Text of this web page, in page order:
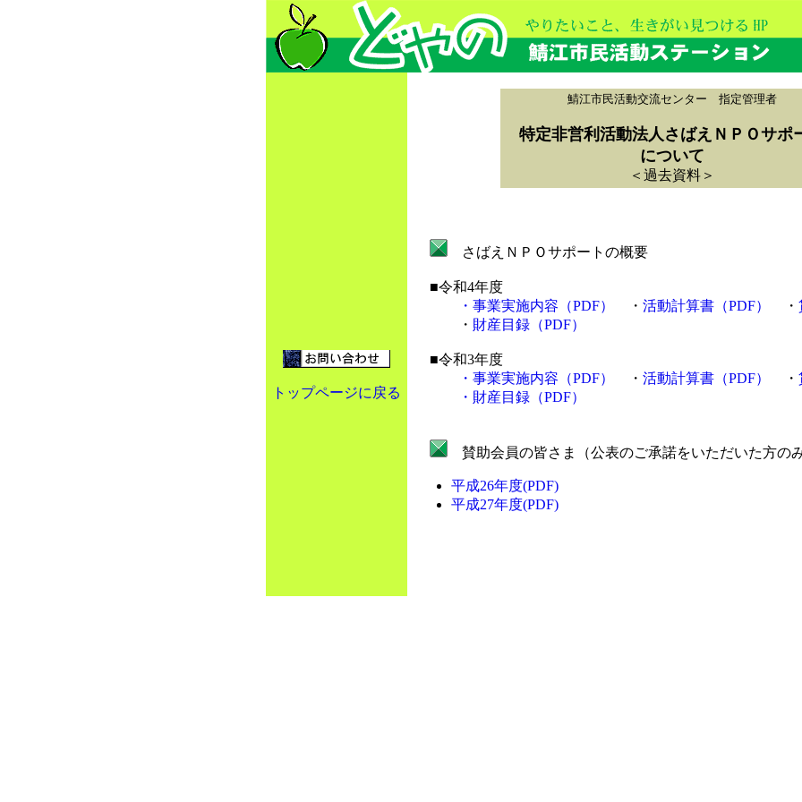
トップページに戻る
鯖江市民活動交流センター 指定管理者
特定非営利活動法人さばえＮＰＯサ
について
＜過去資料＞
さばえＮＰＯサポートの概要
■令和4年度
・事業実施内容（PDF）
・ 活動計算書（PDF） ・
・ 財産目録（PDF）
■令和3年度
・事業実施内容（PDF）
・ 活動計算書（PDF） ・
・ 財産目録（PDF）
賛助会員の皆さま（公表のご承諾をいただいた方の
平成26年度(PDF)
平成27年度(PDF)